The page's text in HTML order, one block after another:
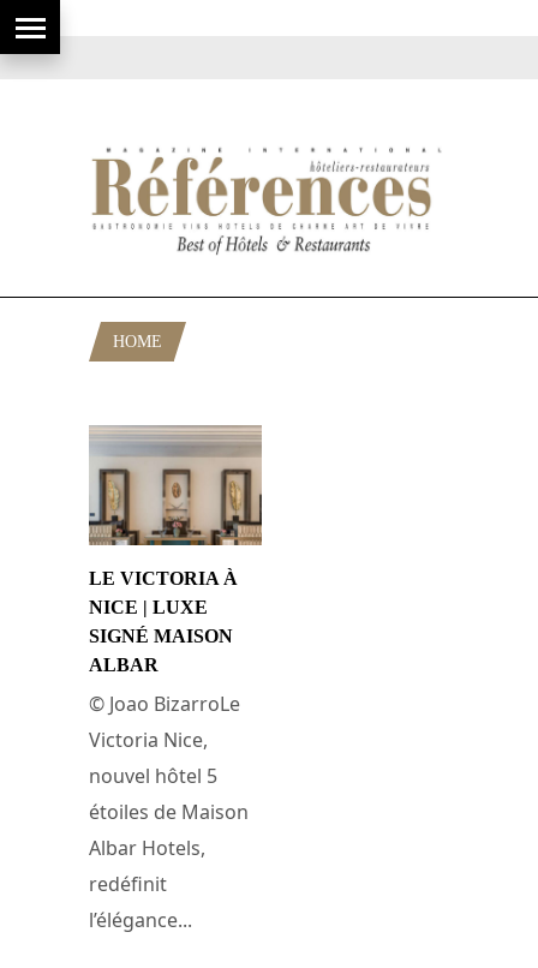
HOME
LE VICTORIA À
NICE | LUXE
SIGNÉ MAISON
ALBAR
© Joao BizarroLe
Victoria Nice,
nouvel hôtel 5
étoiles de Maison
Albar Hotels,
redéfinit
l’élégance...